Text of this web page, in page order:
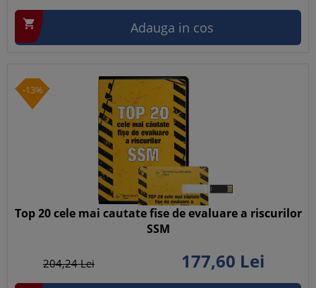
 Adauga in cos
-13%
Top 20 cele mai cautate fise de evaluare a riscurilor
SSM
204,24Lei 177,60 Lei